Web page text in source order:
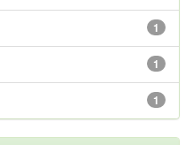
1
1
1